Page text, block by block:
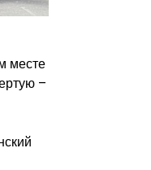
месте
–